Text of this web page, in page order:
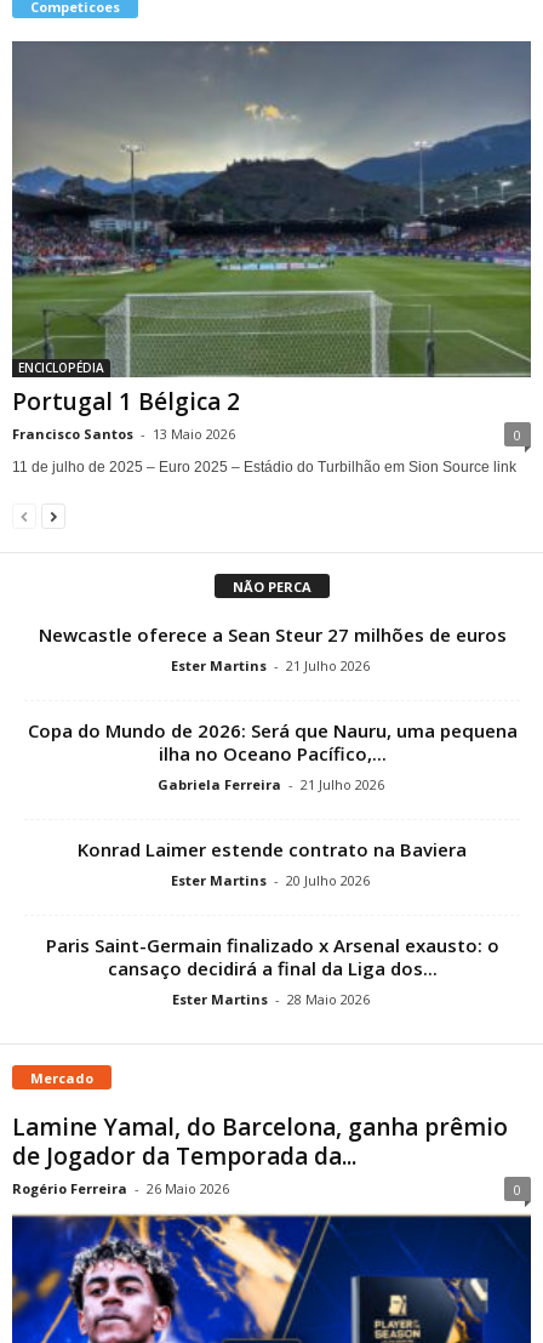
Competicoes
ENCICLOPÉDIA
Portugal 1 Bélgica 2
Francisco Santos - 13 Maio 2026 0
11 de julho de 2025 – Euro 2025 – Estádio do Turbilhão em Sion Source link
NÃO PERCA
Newcastle oferece a Sean Steur 27 milhões de euros
Ester Martins - 21 Julho 2026
Copa do Mundo de 2026: Será que Nauru, uma pequena
ilha no Oceano Pacífico,...
Gabriela Ferreira - 21 Julho 2026
Konrad Laimer estende contrato na Baviera
Ester Martins - 20 Julho 2026
Paris Saint-Germain finalizado x Arsenal exausto: o
cansaço decidirá a final da Liga dos...
Ester Martins - 28 Maio 2026
Mercado
Lamine Yamal, do Barcelona, ​​ganha prêmio
de Jogador da Temporada da...
Rogério Ferreira - 26 Maio 2026 0